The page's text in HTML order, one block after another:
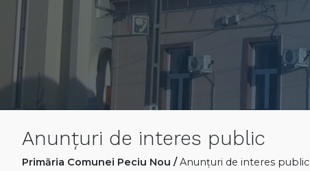
Anunțuri de interes public
Primăria Comunei Peciu Nou /Anunțuri de interes public